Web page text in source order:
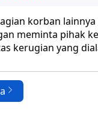
korban
meminta pihak
kerugian yang